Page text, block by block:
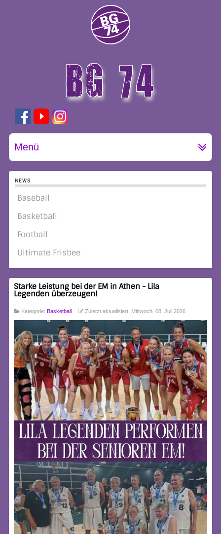
BG 74
GÖTTINGEN
Menü
NEWS
Baseball
Basketball
Football
Ultimate Frisbee
Starke Leistung bei der EM in Athen - Lila
Legenden überzeugen!
Kategorie: Basketball Zuletzt aktualisiert: Mittwoch, 08. Juli 2026